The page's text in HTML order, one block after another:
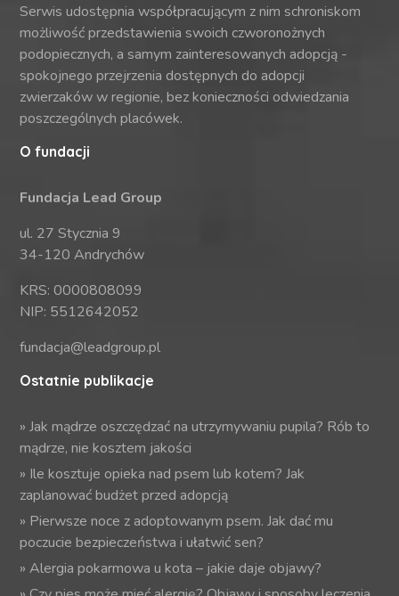
Serwis udostępnia współpracującym z nim schroniskom
możliwość przedstawienia swoich czworonożnych
podopiecznych, a samym zainteresowanych adopcją -
spokojnego przejrzenia dostępnych do adopcji
zwierzaków w regionie, bez konieczności odwiedzania
poszczególnych placówek.
O fundacji
Fundacja Lead Group
ul. 27 Stycznia 9
34-120 Andrychów
KRS: 0000808099
NIP: 5512642052
fundacja@leadgroup.pl
Ostatnie publikacje
»Jak mądrze oszczędzać na utrzymywaniu pupila? Rób to
mądrze, nie kosztem jakości
» Ile kosztuje opieka nad psem lub kotem? Jak
zaplanować budżet przed adopcją
» Pierwsze noce z adoptowanym psem. Jak dać mu
poczucie bezpieczeństwa i ułatwić sen?
»Alergia pokarmowa u kota – jakie daje objawy?